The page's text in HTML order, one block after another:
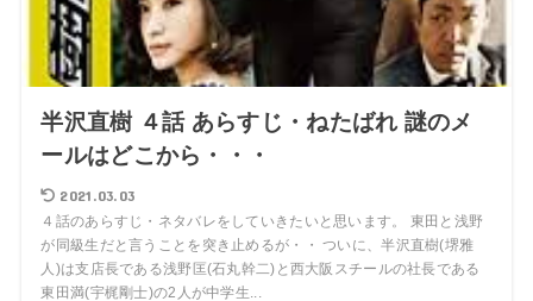
半沢直樹 ４話 あらすじ・ねたばれ 謎のメ
ールはどこから・・・
2021.03.03
４話のあらすじ・ネタバレをしていきたいと思います。 東田と浅野
が同級生だと言うことを突き止めるが・・ ついに、半沢直樹(堺雅
人)は支店長である浅野匡(石丸幹二)と西大阪スチールの社長である
東田満(宇梶剛士)の2人が中学生...